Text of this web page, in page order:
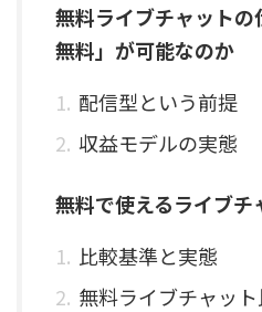
無料ライブチャット
無料」が可能なのか
配信型という前提
収益モデルの実態
無料で使えるライブ
比較基準と実態
無料ライブチャッ